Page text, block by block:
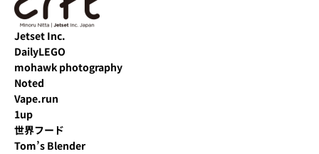
Jetset Inc.
DailyLEGO
mohawk photography
Noted
Vape.run
1up
世界フード
Tom’s Blender